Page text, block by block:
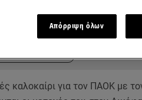
μας στα αποτελέσματα αναζήτησης
καλοκαίρι για τον ΠΑΟΚ με
Απόρριψη όλων